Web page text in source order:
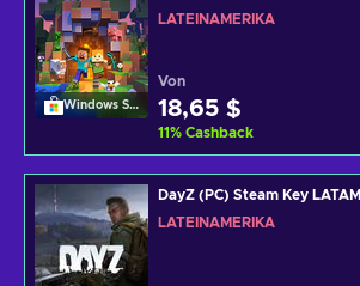
Windows Store
LATEINAMERIKA
Von
18,65 $
11% Cashback
DayZ (PC) Steam Key LATAM
LATEINAMERIKA